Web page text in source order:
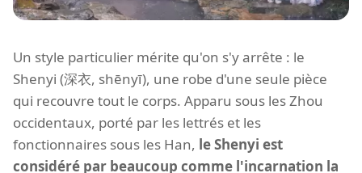
Un style particulier mérite qu'on s'y arrête : le
Shenyi (深衣, shēnyī), une robe d'une seule pièce
qui recouvre tout le corps. Apparu sous les Zhou
occidentaux, porté par les lettrés et les
fonctionnaires sous les Han, le Shenyi est
considéré par beaucoup comme l'incarnation la